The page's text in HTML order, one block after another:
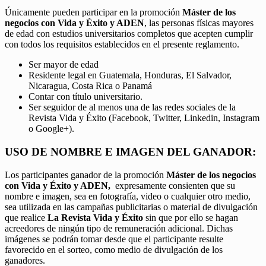
Únicamente pueden participar en la promoción Máster de los
negocios con Vida y Éxito y ADEN, las personas físicas mayores
de edad con estudios universitarios completos que acepten cumplir
con todos los requisitos establecidos en el presente reglamento.
Ser mayor de edad
Residente legal en Guatemala, Honduras, El Salvador,
Nicaragua, Costa Rica o Panamá
Contar con título universitario.
Ser seguidor de al menos una de las redes sociales de la
Revista Vida y Éxito (Facebook, Twitter, Linkedin, Instagram
o Google+).
USO DE NOMBRE E IMAGEN DEL GANADOR:
Los participantes ganador de la promoción Máster de los negocios
con Vida y Éxito y ADEN, expresamente consienten que su
nombre e imagen, sea en fotografía, video o cualquier otro medio,
sea utilizada en las campañas publicitarias o material de divulgación
que realice La Revista Vida y Éxito sin que por ello se hagan
acreedores de ningún tipo de remuneración adicional. Dichas
imágenes se podrán tomar desde que el participante resulte
favorecido en el sorteo, como medio de divulgación de los
ganadores.